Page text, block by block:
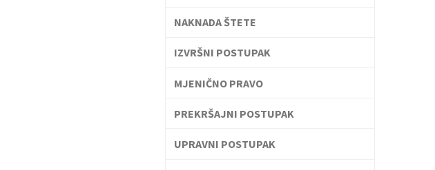
NAKNADA ŠTETE
IZVRŠNI POSTUPAK
MJENIČNO PRAVO
PREKRŠAJNI POSTUPAK
UPRAVNI POSTUPAK